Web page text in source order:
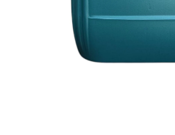
Genti si accesorii
■ Accesorii filtre